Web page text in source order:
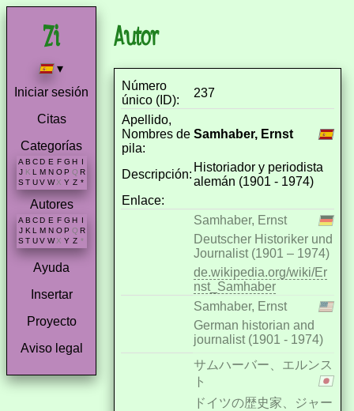
▾
Iniciar sesión
Citas
Categorías
A B C D E F G H I
J K L M N O P Q R
S T U V W X Y Z *
Autores
A B C D E F G H
J K L M N O P Q R
S T U V W X Y Z *
Ayuda
Insertar
Proyecto
Aviso legal
Autor
Número
único (ID):
237
Apellido,
Nombres de
pila:
Samhaber, Ernst
Descripción:
Historiador y periodista
alemán (1901 - 1974)
Enlace:
Samhaber, Ernst
Deutscher Historiker und
Journalist (1901 – 1974)
de.wikipedia.org/wiki/Er
nst_Samhaber
Samhaber, Ernst
German historian and
journalist (1901 - 1974)
サムハーバー、エルンス
ト
ドイツの歴史家、ジャー